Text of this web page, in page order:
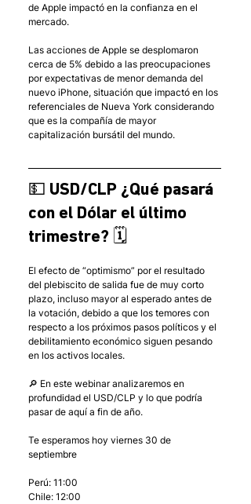
de Apple impactó en la confianza en el
mercado.
Las acciones de Apple se desplomaron
cerca de 5% debido a las preocupaciones
por expectativas de menor demanda del
nuevo iPhone, situación que impactó en los
referenciales de Nueva York considerando
que es la compañía de mayor
capitalización bursátil del mundo.
💵 USD/CLP ¿Qué pasará
con el Dólar el último
trimestre? 🗓
El efecto de “optimismo” por el resultado
del plebiscito de salida fue de muy corto
plazo, incluso mayor al esperado antes de
la votación, debido a que los temores con
respecto a los próximos pasos políticos y el
debilitamiento económico siguen pesando
en los activos locales.
🔎 En este webinar analizaremos en
profundidad el USD/CLP y lo que podría
pasar de aquí a fin de año.
Te esperamos hoy viernes 30 de
septiembre
Perú: 11:00
Chile: 12:00